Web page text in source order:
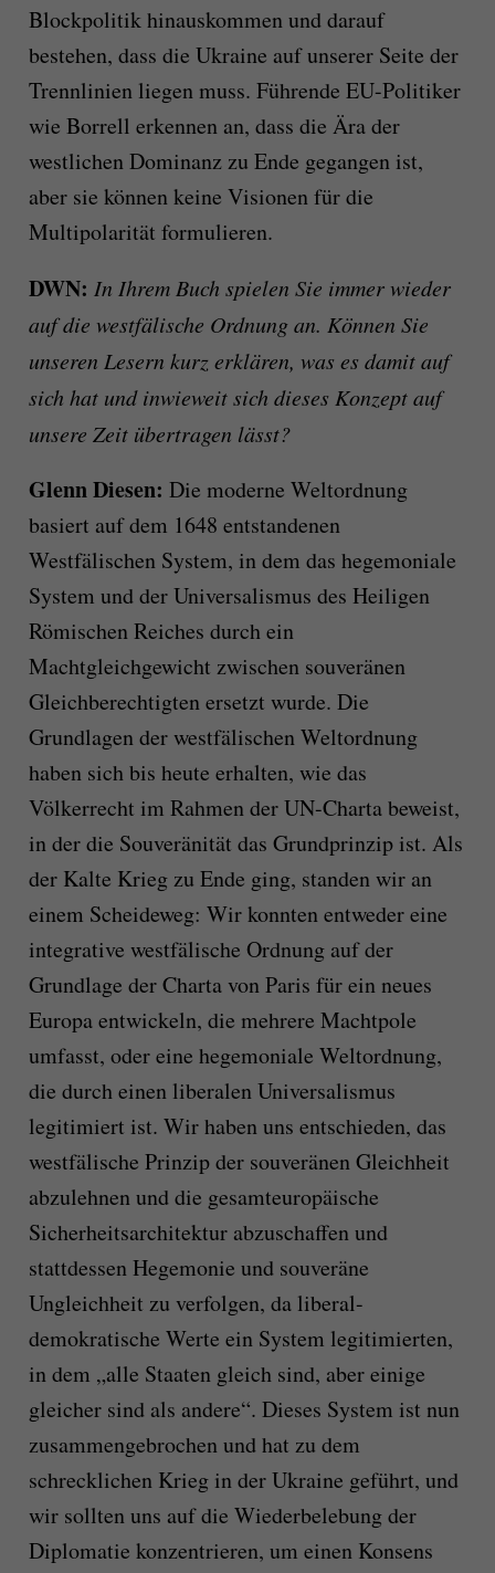
Blockpolitik hinauskommen und darauf
bestehen, dass die Ukraine auf unserer Seite der
Trennlinien liegen muss. Führende EU-Politiker
wie Borrell erkennen an, dass die Ära der
westlichen Dominanz zu Ende gegangen ist,
aber sie können keine Visionen für die
Multipolarität formulieren.
DWN: In Ihrem Buch spielen Sie immer wieder
auf die westfälische Ordnung an. Können Sie
unseren Lesern kurz erklären, was es damit auf
sich hat und inwieweit sich dieses Konzept auf
unsere Zeit übertragen lässt?
Glenn Diesen: Die moderne Weltordnung
basiert auf dem 1648 entstandenen
Westfälischen System, in dem das hegemoniale
System und der Universalismus des Heiligen
Römischen Reiches durch ein
Machtgleichgewicht zwischen souveränen
Gleichberechtigten ersetzt wurde. Die
Grundlagen der westfälischen Weltordnung
haben sich bis heute erhalten, wie das
Völkerrecht im Rahmen der UN-Charta beweist,
in der die Souveränität das Grundprinzip ist. Als
der Kalte Krieg zu Ende ging, standen wir an
einem Scheideweg: Wir konnten entweder eine
integrative westfälische Ordnung auf der
Grundlage der Charta von Paris für ein neues
Europa entwickeln, die mehrere Machtpole
umfasst, oder eine hegemoniale Weltordnung,
die durch einen liberalen Universalismus
legitimiert ist. Wir haben uns entschieden, das
westfälische Prinzip der souveränen Gleichheit
abzulehnen und die gesamteuropäische
Sicherheitsarchitektur abzuschaffen und
stattdessen Hegemonie und souveräne
Ungleichheit zu verfolgen, da liberal-
demokratische Werte ein System legitimierten,
in dem „alle Staaten gleich sind, aber einige
gleicher sind als andere“. Dieses System ist nun
zusammengebrochen und hat zu dem
schrecklichen Krieg in der Ukraine geführt, und
wir sollten uns auf die Wiederbelebung der
Diplomatie konzentrieren, um einen Konsens